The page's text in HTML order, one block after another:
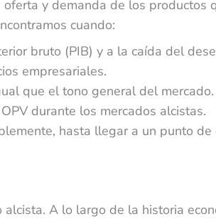
y demanda de los productos
cuando:
bruto (PIB) y a la caída del
empresariales.
que el tono general del mercado.
durante los mercados alcistas.
hasta llegar a un punto de
A lo largo de la historia